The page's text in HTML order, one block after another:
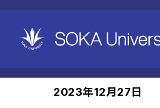
ホーム 経営学部
2023年12月27日